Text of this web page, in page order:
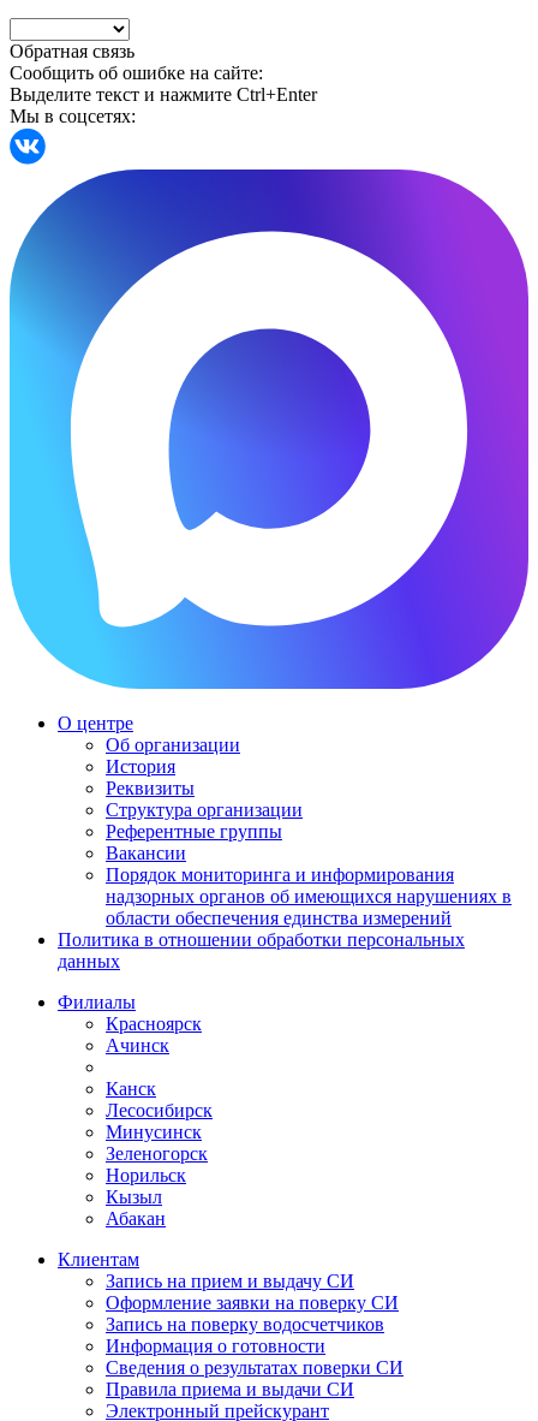
Обратная связь
Сообщить об ошибке на сайте:
Выделите текст и нажмите Ctrl+Enter
Мы в соцсетях:
О центре
Об организации
История
Реквизиты
Структура организации
Референтные группы
Вакансии
Порядок мониторинга и информирования
надзорных органов об имеющихся нарушениях в
области обеспечения единства измерений
Политика в отношении обработки персональных
данных
Филиалы
Красноярск
Ачинск
Канск
Лесосибирск
Минусинск
Зеленогорск
Норильск
Кызыл
Абакан
Клиентам
Запись на прием и выдачу СИ
Оформление заявки на поверку СИ
Запись на поверку водосчетчиков
Информация о готовности
Сведения о результатах поверки СИ
Правила приема и выдачи СИ
Электронный прейскурант